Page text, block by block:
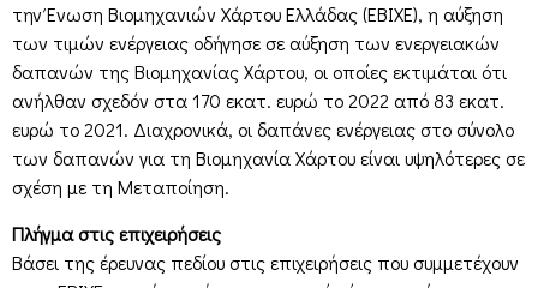
την Ένωση Βιομηχανιών Χάρτου Ελλάδας (ΕΒΙΧΕ), η αύξηση
των τιμών ενέργειας οδήγησε σε αύξηση των ενεργειακών
δαπανών της Βιομηχανίας Χάρτου, οι οποίες εκτιμάται ότι
ανήλθαν σχεδόν στα 170 εκατ. ευρώ το 2022 από 83 εκατ.
ευρώ το 2021. Διαχρονικά, οι δαπάνες ενέργειας στο σύνολο
των δαπανών για τη Βιομηχανία Χάρτου είναι υψηλότερες σε
σχέση με τη Μεταποίηση.
Πλήγμα στις επιχειρήσεις
Βάσει της έρευνας πεδίου στις επιχειρήσεις που συμμετέχουν